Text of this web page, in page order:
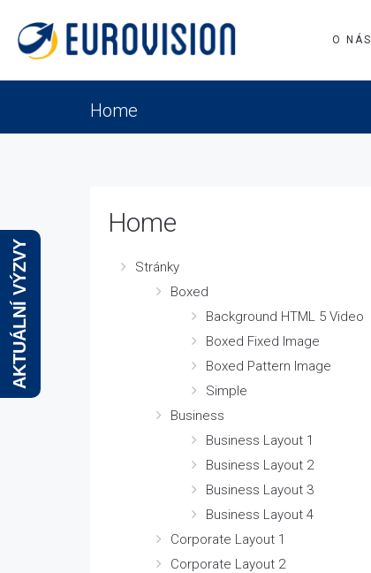
O NÁS
Home
Home
Stránky
Boxed
Background HTML 5 Video
Boxed Fixed Image
Boxed Pattern Image
Simple
Business
Business Layout 1
Business Layout 2
Business Layout 3
Business Layout 4
Corporate Layout 1
Corporate Layout 2
AKTUÁLNÍ VÝZVY